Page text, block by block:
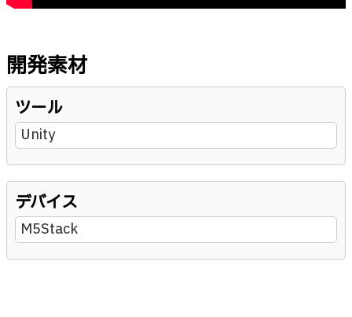
開発素材
ツール
Unity
デバイス
M5Stack